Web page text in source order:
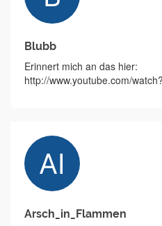
Blubb
Erinnert mich an das hier:
http://www.youtube.com/
Arsch_in_Flammen